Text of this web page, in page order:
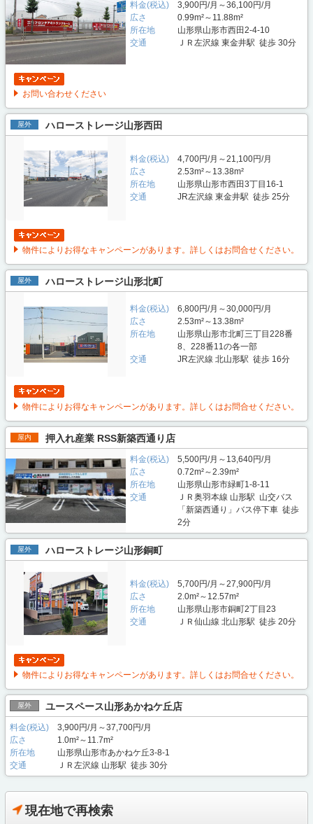
料金(税込)
3,900円/月～36,100円/月
広さ
0.99m²～11.88m²
所在地
山形県山形市西田2-4-10
交通
ＪＲ左沢線 東金井駅 徒歩 30分
お問い合わせください
屋外 ハローストレージ山形西田
料金(税込)
4,700円/月～21,100円/月
広さ
2.53m²～13.38m²
所在地
山形県山形市西田3丁目16-1
交通
JR左沢線 東金井駅 徒歩 25分
物件によりお得なキャンペーンがあります。詳しくはお問合せください。
屋外 ハローストレージ山形北町
料金(税込)
6,800円/月～30,000円/月
広さ
2.53m²～13.38m²
所在地
山形県山形市北町三丁目228番
8、228番11の各一部
交通
JR左沢線 北山形駅 徒歩 16分
物件によりお得なキャンペーンがあります。詳しくはお問合せください。
屋内 押入れ産業 RSS新築西通り店
料金(税込)
5,500円/月～13,640円/月
広さ
0.72m²～2.39m²
所在地
山形県山形市緑町1-8-11
交通
ＪＲ奥羽本線 山形駅 山交バス
「新築西通り」バス停下車 徒歩
2分
屋外 ハローストレージ山形銅町
料金(税込)
5,700円/月～27,900円/月
広さ
2.0m²～12.57m²
所在地
山形県山形市銅町2丁目23
交通
ＪＲ仙山線 北山形駅 徒歩 20分
物件によりお得なキャンペーンがあります。詳しくはお問合せください。
屋外 ユースペース山形あかねケ丘店
料金(税込)
3,900円/月～37,700円/月
広さ
1.0m²～11.7m²
所在地
山形県山形市あかねケ丘3-8-1
交通
ＪＲ左沢線 山形駅 徒歩 30分
現在地で再検索